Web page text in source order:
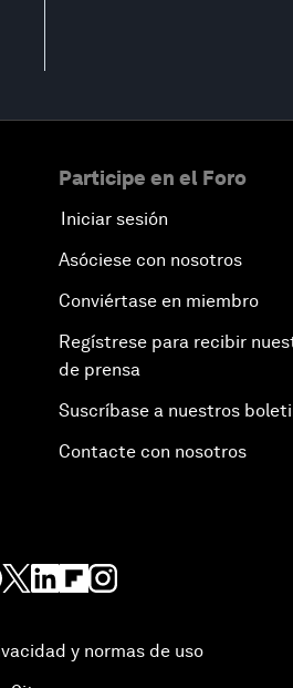
Participe en el Foro
Iniciar sesión
Asóciese con nosotros
Conviértase en miembro
Regístrese para recibir
de prensa
Suscríbase a nuestros
Contacte con nosotros
y normas de uso